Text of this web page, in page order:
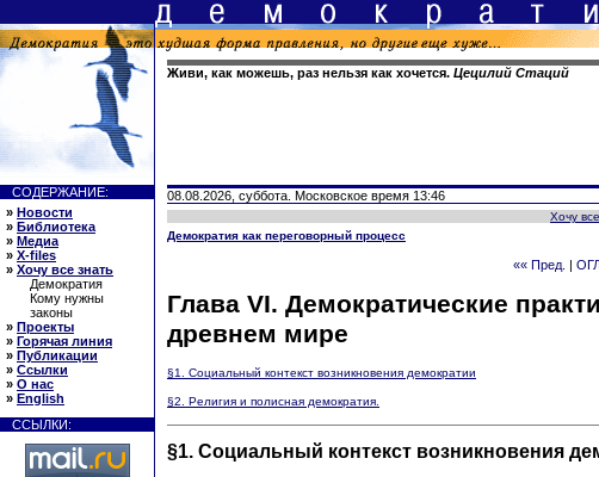
Живи, как можешь, раз нельзя как хочется. Цецилий Стаций
СОДЕРЖАНИЕ:
» Новости
» Библиотека
» Медиа
» X-files
» Хочу все знать
Демократия
Кому нужны
законы
» Проекты
» Горячая линия
» Публикации
» Ссылки
» О нас
» English
ССЫЛКИ:
08.08.2026, суббота. Московское время 13:46
Хочу
Демократия как переговорный процесс
«« Пред.
Глава VI. Демократические
древнем мире
§1. Социальный контекст возникновения демократии
§2. Религия и полисная демократия.
§1. Социальный контекст возникновения